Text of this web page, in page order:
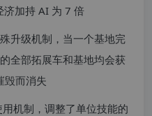
济加持 AI 为 7 倍
升级机制，当一个基地完
全部拓展车和基地均会获
毁而消失
机制，调整了单位技能的